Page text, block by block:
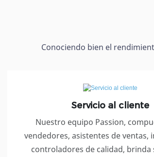
Conociendo bien el
Servicio al cliente
Nuestro equipo Passion,
vendedores, asistentes de ventas,
controladores de calidad, brinda